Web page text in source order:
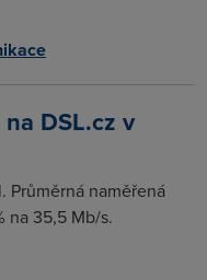
DSL.cz v
naměřená
na 35,5 Mb/s.